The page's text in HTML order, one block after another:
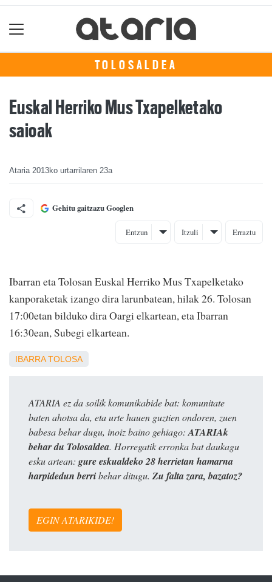
TOLOSALDEA
Euskal Herriko Mus Txapelketako
saioak
Ataria 2013ko urtarrilaren 23a
Gehitu gaitzazu Googlen
Entzun Itzuli Erraztu
Ibarran eta Tolosan Euskal Herriko Mus Txapelketako
kanporaketak izango dira larunbatean, hilak 26. Tolosan
17:00etan bilduko dira Oargi elkartean, eta Ibarran
16:30ean, Subegi elkartean.
IBARRA TOLOSA
ATARIA ez da soilik komunikabide bat: komunitate
baten ahotsa da, eta urte hauen guztien ondoren, zuen
babesa behar dugu, inoiz baino gehiago: ATARIAk
behar du Tolosaldea. Horregatik erronka bat daukagu
esku artean: gure eskualdeko 28 herrietan hamarna
harpidedun berribehar ditugu. Zu falta zara, bazatoz?
EGIN ATARIKIDE!